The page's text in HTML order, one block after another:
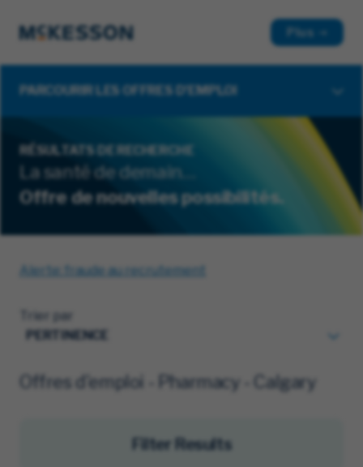
Plus
PARCOURIR LES OFFRES D'EMPLOI
RÉSULTATS DE RECHERCHE
La santé de demain…
Offre de nouvelles possibilités.
Alerte: fraude au recrutement
Trier par
Offres d'emploi - Pharmacy - Calgary
Filter Results